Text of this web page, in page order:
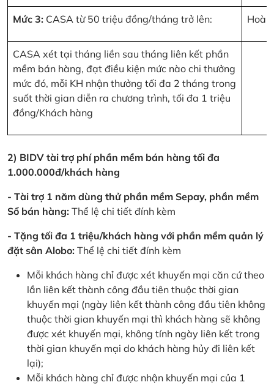
Mức 3: CASA từ 50 triệu đồng/tháng trở lên:
CASA xét tại tháng liền sau tháng liên kết phần
mềm bán hàng, đạt điều kiện mức nào chi thưởng
mức đó, mỗi KH nhận thưởng tối đa 2 tháng trong
suốt thời gian diễn ra chương trình, tối đa 1 triệu
đồng/Khách hàng
2) BIDV tài trợ phí phần mềm bán hàng tối đa
1.000.000đ/khách hàng
- Tài trợ 1 năm dùng thử phần mềm Sepay, phần mềm
Sổ bán hàng: Thể lệ chi tiết đính kèm
- Tặng tối đa 1 triệu/khách hàng với phần mềm quản lý
đặt sân Alobo: Thể lệ chi tiết đính kèm
Mỗi khách hàng chỉ được xét khuyến mại căn cứ theo
lần liên kết thành công đầu tiên thuộc thời gian
khuyến mại (ngày liên kết thành công đầu tiên không
thuộc thời gian khuyến mại thì khách hàng sẽ không
được xét khuyến mại, không tính ngày liên kết trong
thời gian khuyến mại do khách hàng hủy đi liên kết
lại);
Mỗi khách hàng chỉ được nhận khuyến mại của 1